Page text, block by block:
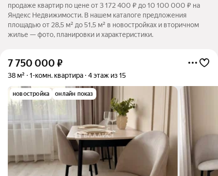
продаже квартир по цене от 3 172 400 ₽ до 10 100 000 ₽ на
Яндекс Недвижимости. В нашем каталоге предложения
площадью от 28,5 м² до 51,5 м² в новостройках и вторичном
жилье — фото, планировки и характеристики.
7 750 000 ₽
38 м² 1-комн. квартира 4 этаж из 15
новостройка онлайн показ